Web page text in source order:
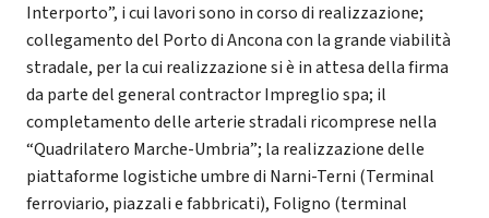
Interporto”, i cui lavori sono in corso di realizzazione;
collegamento del Porto di Ancona con la grande viabilità
stradale, per la cui realizzazione si è in attesa della firma
da parte del general contractor Impreglio spa; il
completamento delle arterie stradali ricomprese nella
“Quadrilatero Marche-Umbria”; la realizzazione delle
piattaforme logistiche umbre di Narni-Terni (Terminal
ferroviario, piazzali e fabbricati), Foligno (terminal